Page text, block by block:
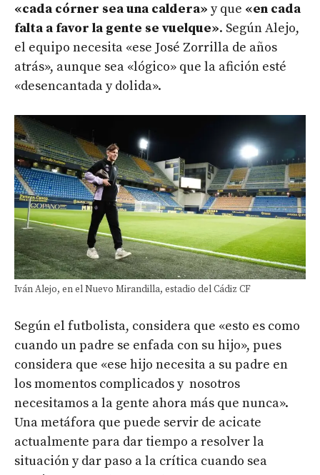
«cada córner sea una caldera» y que «en cada
falta a favor la gente se vuelque». Según Alejo,
el equipo necesita «ese José Zorrilla de años
atrás», aunque sea «lógico» que la afición esté
«desencantada y dolida».
Iván Alejo, en el Nuevo Mirandilla, estadio del Cádiz CF
Según el futbolista, considera que «esto es como
cuando un padre se enfada con su hijo», pues
considera que «ese hijo necesita a su padre en
los momentos complicados y nosotros
necesitamos a la gente ahora más que nunca».
Una metáfora que puede servir de acicate
actualmente para dar tiempo a resolver la
situación y dar paso a la crítica cuando sea